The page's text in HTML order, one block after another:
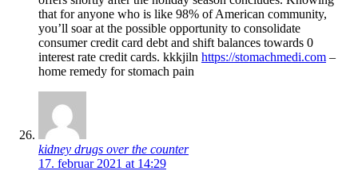
that for anyone who is like 98% of American community,
you’ll soar at the possible opportunity to consolidate
consumer credit card debt and shift balances towards 0
interest rate credit cards. kkkjiln https://stomachmedi.com –
home remedy for stomach pain
kidney drugs over the counter
17. februar 2021 at 14:29